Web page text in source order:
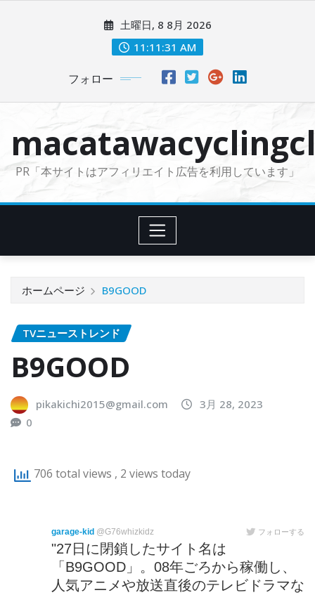
に
土曜日, 8 8月 2026
11:11:32 AM
フォロー
PR「本サイトはアフィリエイト広告を利用しています」
ホームページ B9GOOD
TVニューストレンド
B9GOOD
pikakichi2015@gmail.com
3月 28, 2023
0
706 total views , 2 views today
garage-kid @G76whizkidz フォローする
"27日に閉鎖したサイト名は
「B9GOOD」。08年ごろから稼働し、
人気アニメや放送直後のテレビドラマな